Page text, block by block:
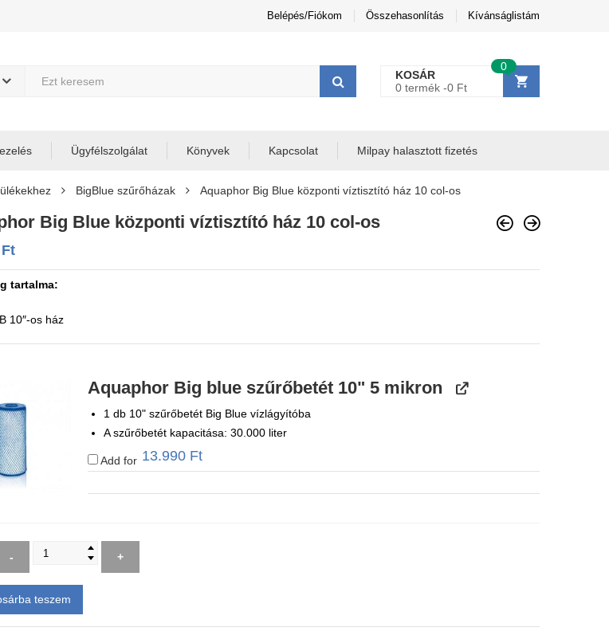
Belépés/Fiókom Összehasonlítás Kívánságlistám
KOSÁR
0 termék -0 Ft
0
Ügyfélszolgálat Könyvek Kapcsolat Milpay halasztott fizetés
BigBlue szűrőházak Aquaphor Big Blue központi víztisztító ház 10 col-os
Big Blue központi víztisztító ház 10 col-os
Ft
tartalma:
10″-os ház
Aquaphor Big blue szűrőbetét 10" 5 mikron
1 db 10" szűrőbetét Big Blue vízlágyítóba
A szűrőbetét kapacitása: 30.000 liter
Add for 13.990 Ft
- +
teszem